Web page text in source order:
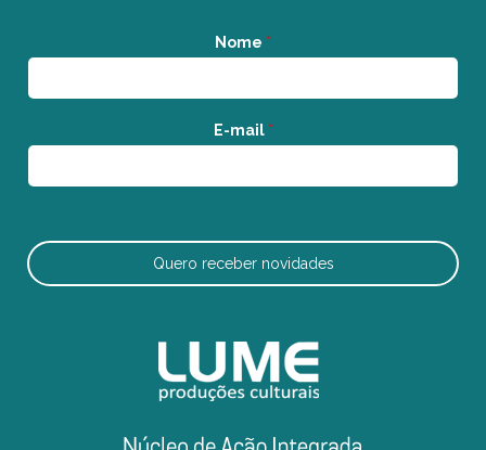
Nome *
E-mail *
Quero receber novidades